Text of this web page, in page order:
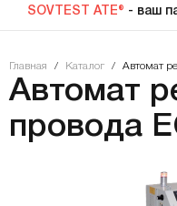
SOVTEST ATE® - ваш
Главная / Каталог / Автомат
Автомат
провода